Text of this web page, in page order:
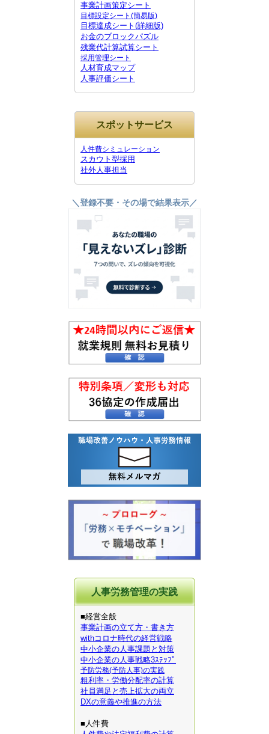
事業計画策定シート
目標設定シート(簡易版)
目標達成シート(詳細版)
お金のブロックパズル
残業代計算試算シート
採用管理シート
人材育成マップ
人事評価シート
スポットサービス
人件費シミュレーション
スカウト型採用
社外人事担当
＼登録不要・その場で結果表示／
人事労務管理の実践
■経営全般
事業計画の立て方・書き方
withコロナ時代の経営戦略
中小企業の人事課題と対策
中小企業の人事戦略3ｽﾃｯﾌﾟ
予防労務(予防人事)の実践
粗利率・労働分配率の計算
社員満足と売上拡大の両立
DXの意義や推進の方法
■人件費